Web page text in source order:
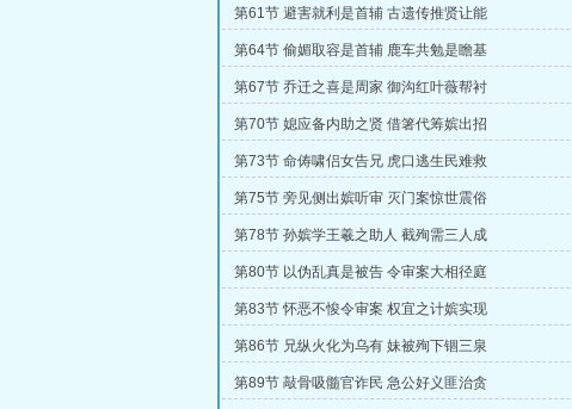
第61节 避害就利是首辅 古遗传推贤让能
第64节 偷媚取容是首辅 鹿车共勉是瞻基
第67节 乔迁之喜是周家 御沟红叶薇帮衬
第70节 媳应备内助之贤 借箸代筹嫔出招
第73节 命俦啸侣女告兄 虎口逃生民难救
第75节 旁见侧出嫔听审 灭门案惊世震俗
第78节 孙嫔学王羲之助人 截殉需三人成
第80节 以伪乱真是被告 令审案大相径庭
第83节 怀恶不悛令审案 权宜之计嫔实现
第86节 兄纵火化为乌有 妹被殉下锢三泉
第89节 敲骨吸髓官诈民 急公好义匪治贪